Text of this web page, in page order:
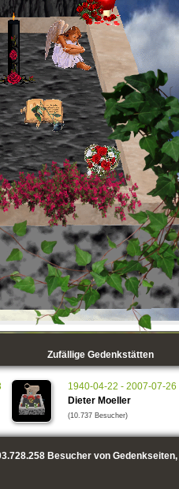
Zufällige Gedenkstätten
1940-04-22 - 2007-07-26
Dieter Moeller
(10.737 Besucher)
Besucher von Gedenkseiten,